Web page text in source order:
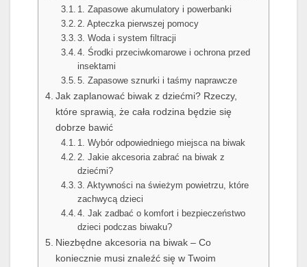
1. Zapasowe akumulatory i powerbanki
2. Apteczka pierwszej pomocy
3. Woda i system filtracji
4. Środki przeciwkomarowe i ochrona przed
insektami
5. Zapasowe sznurki i taśmy naprawcze
Jak zaplanować biwak z dziećmi? Rzeczy,
które sprawią, że cała rodzina będzie się
dobrze bawić
1. Wybór odpowiedniego miejsca na biwak
2. Jakie akcesoria zabrać na biwak z
dziećmi?
3. Aktywności na świeżym powietrzu, które
zachwycą dzieci
4. Jak zadbać o komfort i bezpieczeństwo
dzieci podczas biwaku?
Niezbędne akcesoria na biwak – Co
koniecznie musi znaleźć się w Twoim